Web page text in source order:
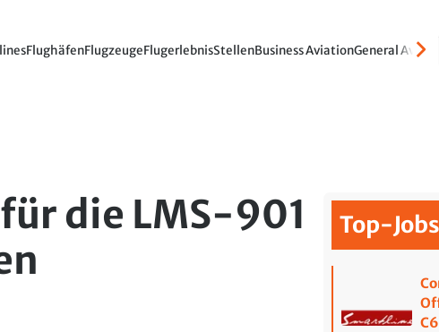
FlughäfenFlugzeugeFlugerlebnisStellenBusiness AviationGeneral
die LMS-901
Top-Jobs